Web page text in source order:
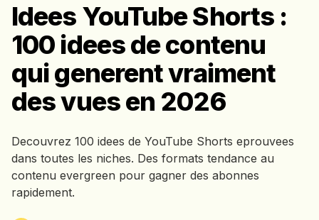
Idees YouTube Shorts :
100 idees de contenu
qui generent vraiment
des vues en 2026
Decouvrez 100 idees de YouTube Shorts eprouvees
dans toutes les niches. Des formats tendance au
contenu evergreen pour gagner des abonnes
rapidement.